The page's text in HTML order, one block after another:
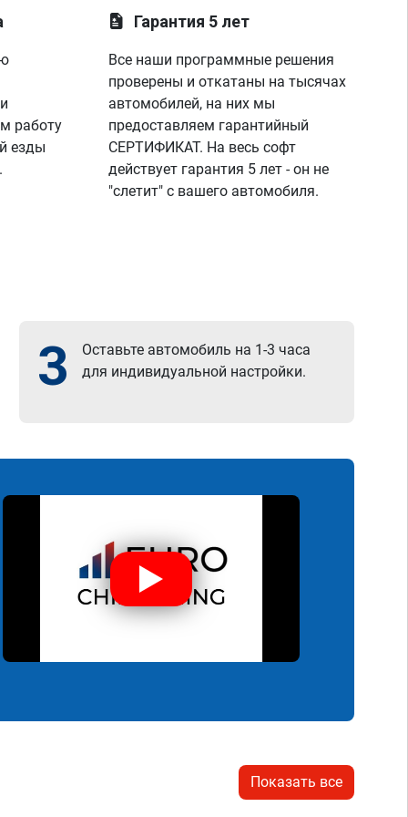
работу
езды
Гарантия 5 лет
Все наши программные решения
проверены и откатаны на тысячах
автомобилей, на них мы
предоставляем гарантийный
СЕРТИФИКАТ. На весь софт
действует гарантия 5 лет - он не
"слетит" с вашего автомобиля.
3
Оставьте автомобиль на 1-3 часа
для индивидуальной настройки.
Показать все